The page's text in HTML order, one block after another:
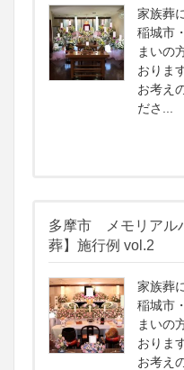
家族葬
稲城市
まいの
おりま
お考え
ださ...
多摩市 メモリア
葬】施行例 vol.2
家族葬
稲城市
まいの
おりま
お考え